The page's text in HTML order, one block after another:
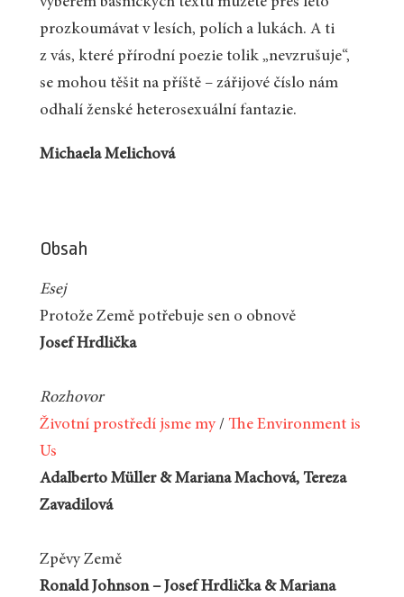
prozkoumávat v lesích, polích a lukách. A ti
z vás, které přírodní poezie tolik „nevzrušuje“,
se mohou těšit na příště – zářijové číslo nám
odhalí ženské heterosexuální fantazie.
Michaela Melichová
Obsah
Esej
Protože Země potřebuje sen o obnově
Josef Hrdlička
Rozhovor
Životní prostředí jsme my/ The Environment is
Us
Adalberto Müller & Mariana Machová, Tereza
Zavadilová
Zpěvy Země
Ronald Johnson – Josef Hrdlička & Mariana